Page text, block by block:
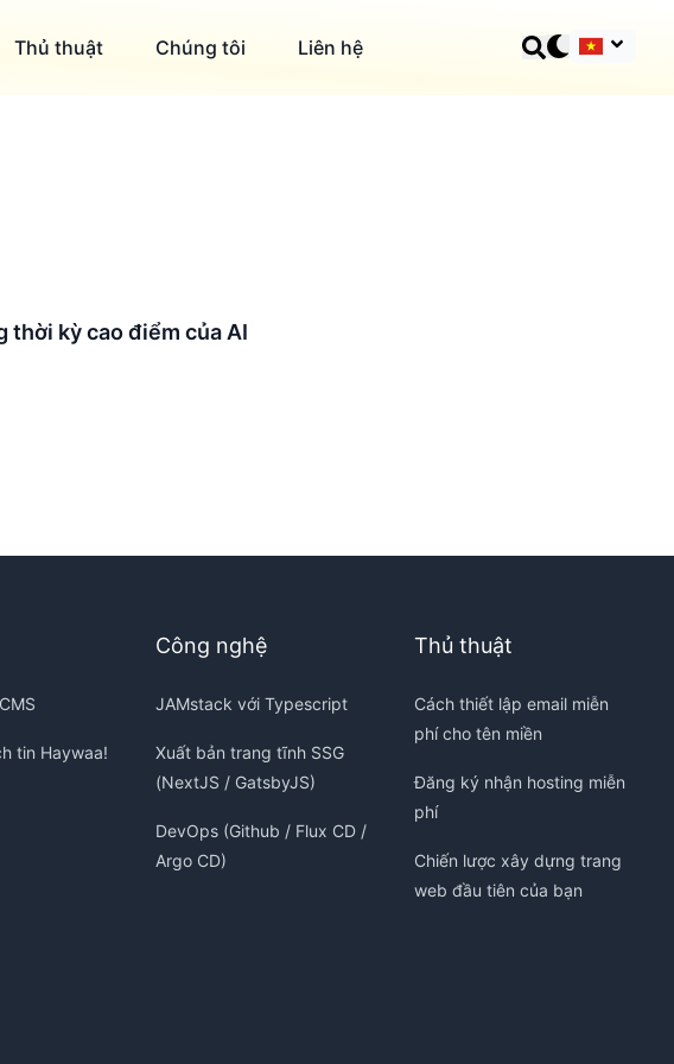
Thủ thuật Chúng tôi Liên hệ
thời kỳ cao điểm của AI
tin Haywaa!
Công nghệ
JAMstack với Typescript
Xuất bản trang tĩnh SSG
(NextJS / GatsbyJS)
DevOps (Github / Flux CD /
Argo CD)
Thủ thuật
Cách thiết lập email miễn
phí cho tên miền
Đăng ký nhận hosting miễn
phí
Chiến lược xây dựng trang
web đầu tiên của bạn